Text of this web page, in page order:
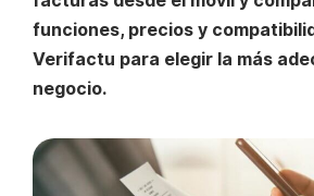
funciones, precios y
Verifactu para elegir la más
negocio.